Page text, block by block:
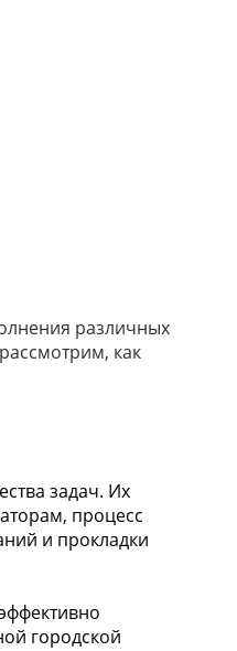
различных
как
задач. Их
процесс
и прокладки
городской